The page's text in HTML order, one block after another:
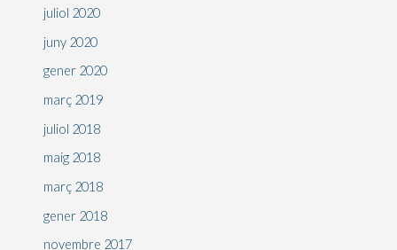
juliol 2020
juny 2020
gener 2020
març 2019
juliol 2018
maig 2018
març 2018
gener 2018
novembre 2017